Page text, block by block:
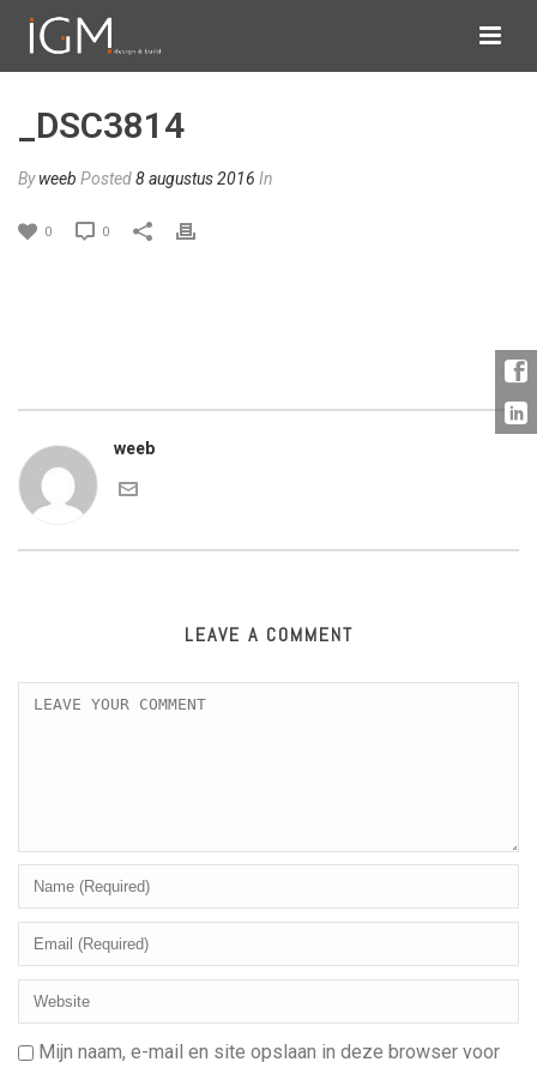
_DSC3814
Byweeb Posted8 augustus 2016 In
0 0
weeb
LEAVE A COMMENT
Mijn naam, e-mail en site opslaan in deze browser voor